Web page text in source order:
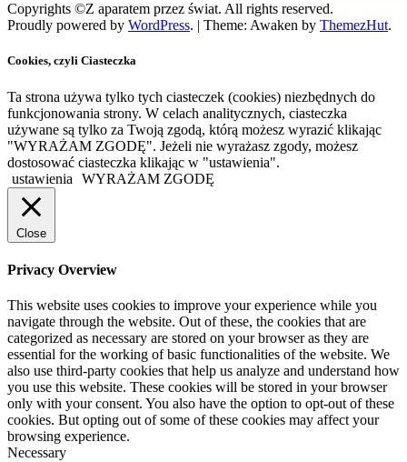
Copyrights ©Z aparatem przez świat. All rights reserved.
Proudly powered by WordPress. | Theme: Awaken by ThemezHut.
Cookies, czyli Ciasteczka
Ta strona używa tylko tych ciasteczek (cookies) niezbędnych do
funkcjonowania strony. W celach analitycznych, ciasteczka
używane są tylko za Twoją zgodą, którą możesz wyrazić klikając
"WYRAŻAM ZGODĘ". Jeżeli nie wyrażasz zgody, możesz
dostosować ciasteczka klikając w "ustawienia".
ustawienia
WYRAŻAM ZGODĘ
Close
Privacy Overview
This website uses cookies to improve your experience while you
navigate through the website. Out of these, the cookies that are
categorized as necessary are stored on your browser as they are
essential for the working of basic functionalities of the website. We
also use third-party cookies that help us analyze and understand how
you use this website. These cookies will be stored in your browser
only with your consent. You also have the option to opt-out of these
cookies. But opting out of some of these cookies may affect your
browsing experience.
Necessary